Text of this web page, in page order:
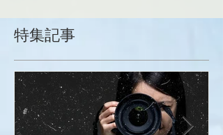
特集記事